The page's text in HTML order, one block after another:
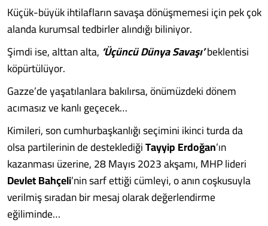
Küçük-büyük ihtilafların savaşa dönüşmemesi için pek çok
alanda kurumsal tedbirler alındığı biliniyor.
Şimdi ise, alttan alta, ‘Üçüncü Dünya Savaşı’beklentisi
köpürtülüyor.
Gazze’de yaşatılanlara bakılırsa, önümüzdeki dönem
acımasız ve kanlı geçecek…
Kimileri, son cumhurbaşkanlığı seçimini ikinci turda da
olsa partilerinin de desteklediğiTayyip Erdoğan’ın
kazanması üzerine, 28 Mayıs 2023 akşamı, MHP lideri
Devlet Bahçeli’nin sarf ettiği cümleyi, o anın coşkusuyla
verilmiş sıradan bir mesaj olarak değerlendirme
eğiliminde…